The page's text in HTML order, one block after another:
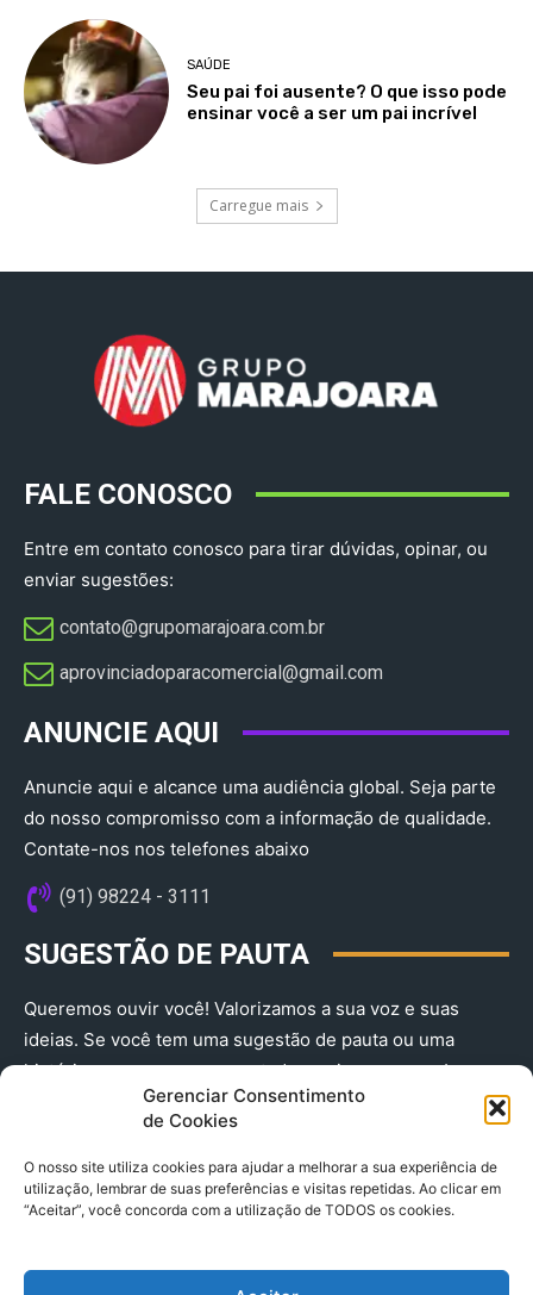
Gerenciar Consentimento
de Cookies
O nosso site utiliza cookies para ajudar a melhorar a sua experiência de
utilização, lembrar de suas preferências e visitas repetidas. Ao clicar em
“Aceitar”, você concorda com a utilização de TODOS os cookies.
SAÚDE
Seu pai foi ausente? O que isso pode
ensinar você a ser um pai incrível
Carregue mais
FALE CONOSCO
Entre em contato conosco para tirar dúvidas, opinar, ou
enviar sugestões:
contato@grupomarajoara.com.br
aprovinciadoparacomercial@gmail.com​
ANUNCIE AQUI
Anuncie aqui e alcance uma audiência global. Seja parte
do nosso compromisso com a informação de qualidade.
Contate-nos nos telefones abaixo
(91) 98224 - 3111
SUGESTÃO DE PAUTA
Queremos ouvir você! Valorizamos a sua voz e suas
ideias. Se você tem uma sugestão de pauta ou uma
história que merece ser contada, envie-nos agora!
(91) 98224 - 3111